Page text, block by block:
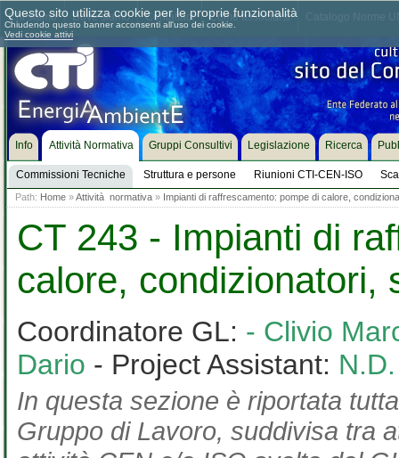
Chi siamo Dove siamo Contattaci Come associarsi
Info Attività Normativa
Commissioni Tecniche Struttura e persone Riunioni CTI-CEN-ISO
Gruppi Consultivi Legislazione Ricerca
Path: Home »Attività normativa » Impianti di raffrescamento: pompe di calore,
CT 243 - Impianti di
calore, condizionatori,
Coordinatore GL: - Clivio
Dario - Project Assistant: N.D.
In questa sezione è riportata
Gruppo di Lavoro, suddivisa tra
Questo sito utilizza cookie per le proprie funzionalità
Chiudendo questo banner acconsenti all'uso dei cookie.
Vedi cookie attivi